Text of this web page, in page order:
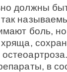
должны
боль,
хряща,
в